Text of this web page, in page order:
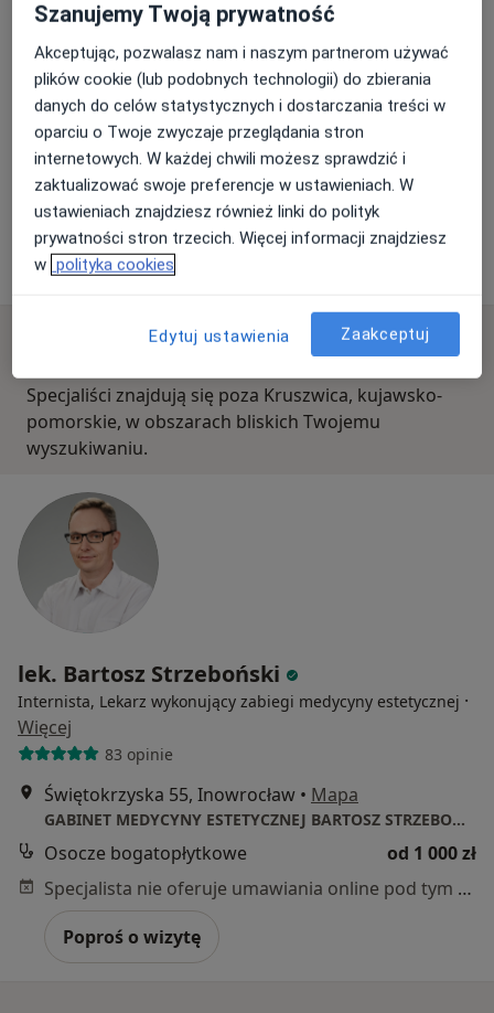
lek. Łukasz Oksik
Internista, Gastrolog·Więcej
60 opinii
Poznańska 235, Inowrocław Mapa
Femimental Specjalistyczne Gabinety Lekarskie
Konsultacja gastroenterologiczna
Poproś o wizytę
Dostępni specjaliści
Specjaliści znajdują się poza Kruszwica, kujawsko-
pomorskie, w obszarach bliskich Twojemu
wyszukiwaniu.
lek. Bartosz Strzeboński
Internista, Lekarz wykonujący zabiegi medycyny estetycznej ·
Więcej
83 opinie
Świętokrzyska 55, Inowrocław • Mapa
GABINET MEDYCYNY ESTETYCZNEJ BARTOSZ STRZEBOŃSKI
Osocze bogatopłytkowe
od 1 000 zł
Specjalista nie oferuje umawiania online pod tym adresem.
Poproś o wizytę
Szanujemy Twoją prywatność
Akceptując, pozwalasz nam i naszym partnerom używać
plików cookie (lub podobnych technologii) do zbierania
danych do celów statystycznych i dostarczania treści w
oparciu o Twoje zwyczaje przeglądania stron
internetowych. W każdej chwili możesz sprawdzić i
zaktualizować swoje preferencje w ustawieniach. W
ustawieniach znajdziesz również linki do polityk
prywatności stron trzecich. Więcej informacji znajdziesz
w polityka cookies
Edytuj ustawienia Zaakceptuj